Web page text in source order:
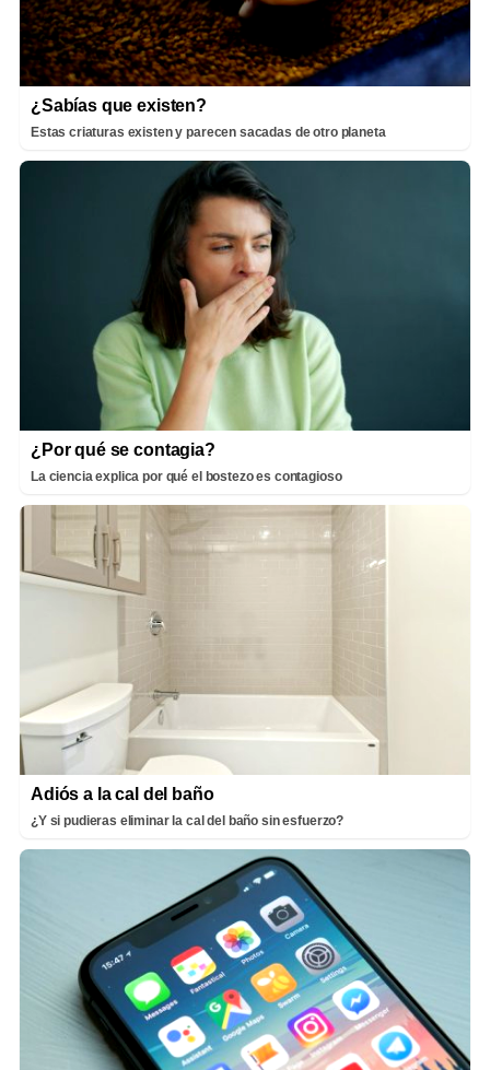
¿Sabías que existen?
Estas criaturas existen y parecen sacadas de otro planeta
¿Por qué se contagia?
La ciencia explica por qué el bostezo es contagioso
Adiós a la cal del baño
¿Y si pudieras eliminar la cal del baño sin esfuerzo?